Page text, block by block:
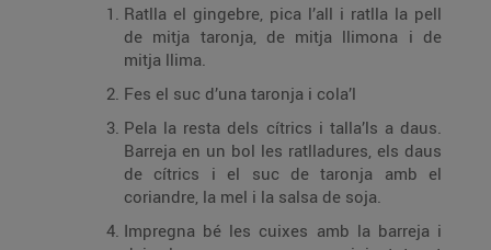
Ratlla el gingebre, pica l’all i ratlla la pell
de mitja taronja, de mitja llimona i de
mitja llima.
Fes el suc d’una taronja i cola’l
Pela la resta dels cítrics i talla’ls a daus.
Barreja en un bol les ratlladures, els daus
de cítrics i el suc de taronja amb el
coriandre, la mel i la salsa de soja.
Impregna bé les cuixes amb la barreja i